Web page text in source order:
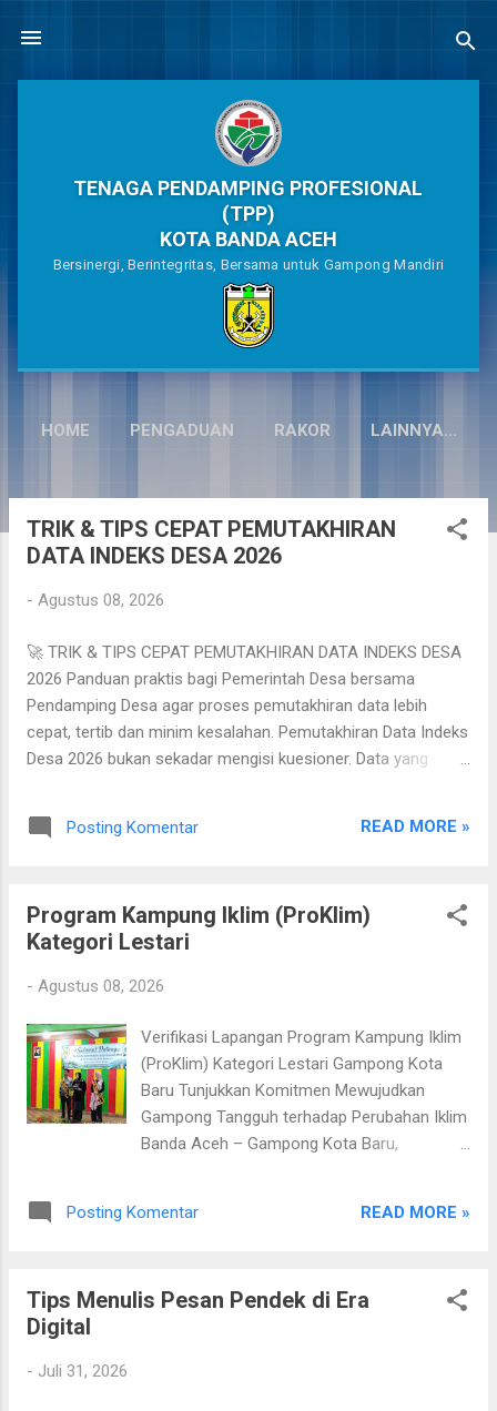
TENAGA PENDAMPING PROFESIONAL
(TPP)
KOTA BANDA ACEH
Bersinergi, Berintegritas, Bersama untuk Gampong Mandiri
HOME PENGADUAN RAKOR LAINNYA…
TRIK & TIPS CEPAT PEMUTAKHIRAN
DATA INDEKS DESA 2026
- Agustus 08, 2026
🚀 TRIK & TIPS CEPAT PEMUTAKHIRAN DATA INDEKS DESA
2026 Panduan praktis bagi Pemerintah Desa bersama
Pendamping Desa agar proses pemutakhiran data lebih
cepat, tertib dan minim kesalahan. Pemutakhiran Data Indeks
Desa 2026 bukan sekadar mengisi kuesioner. Data yang
dan pembangunan desa. Karena itu, kuncinya bukan bekerja
diunggah. 💡 Prinsip sederhana: Siapkan data → Isi template
→ Cek → Unggah → Proses → Unduh → Cermati → Unggah
pada infografis, proses pemutakhiran dapat dipahami melalui
7 langkah utama : ⬇️ Unduh Template Unduh template yang
dibutuhkan mela...
Posting Komentar READ MORE »
Program Kampung Iklim (ProKlim)
Kategori Lestari
- Agustus 08, 2026
Verifikasi Lapangan Program Kampung Iklim
(ProKlim) Kategori Lestari Gampong Kota
Baru Tunjukkan Komitmen Mewujudkan
Gampong Tangguh terhadap Perubahan Iklim
Banda Aceh – Gampong Kota Baru,
Lapangan Program Kampung Iklim (ProKlim)
Kegiatan ini menjadi tahapan penting dalam
Posting Komentar READ MORE »
Tips Menulis Pesan Pendek di Era
Digital
- Juli 31, 2026